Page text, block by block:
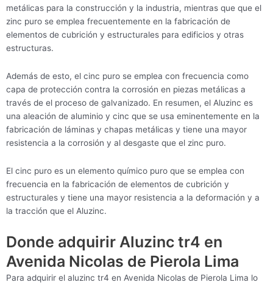
metálicas para la construcción y la industria, mientras que que el
zinc puro se emplea frecuentemente en la fabricación de
elementos de cubrición y estructurales para edificios y otras
estructuras.
Además de esto, el cinc puro se emplea con frecuencia como
capa de protección contra la corrosión en piezas metálicas a
través de el proceso de galvanizado. En resumen, el Aluzinc es
una aleación de aluminio y cinc que se usa eminentemente en la
fabricación de láminas y chapas metálicas y tiene una mayor
resistencia a la corrosión y al desgaste que el zinc puro.
El cinc puro es un elemento químico puro que se emplea con
frecuencia en la fabricación de elementos de cubrición y
estructurales y tiene una mayor resistencia a la deformación y a
la tracción que el Aluzinc.
Donde adquirir Aluzinc tr4 en
Avenida Nicolas de Pierola Lima
Para adquirir el aluzinc tr4 en Avenida Nicolas de Pierola Lima lo